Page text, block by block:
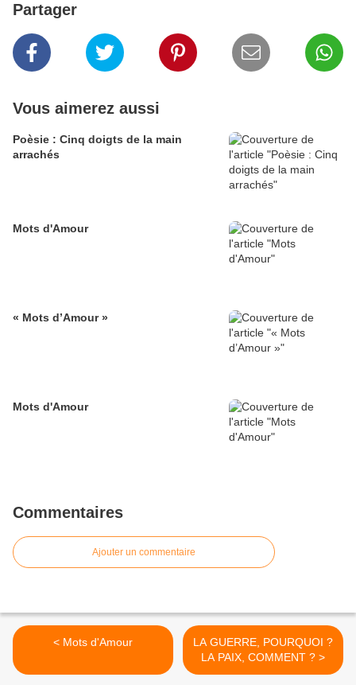
Partager
Vous aimerez aussi
Poèsie : Cinq doigts de la main
arrachés
Mots d'Amour
« Mots d’Amour »
Mots d'Amour
Commentaires
Ajouter un commentaire
< Mots d'Amour
LA GUERRE, POURQUOI ?
LA PAIX, COMMENT ? >